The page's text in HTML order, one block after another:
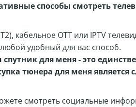
способы смотреть
кабельное ОТТ или IPTV
удобный для вас способ.
спутник для меня - это
тюнера для меня
смотреть социальные